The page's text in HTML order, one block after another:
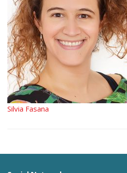
Silvia Fasana